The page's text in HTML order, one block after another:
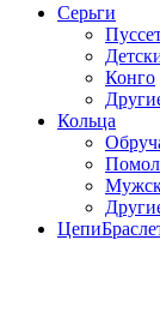
Серьги
Конго
Кольца
Цепи